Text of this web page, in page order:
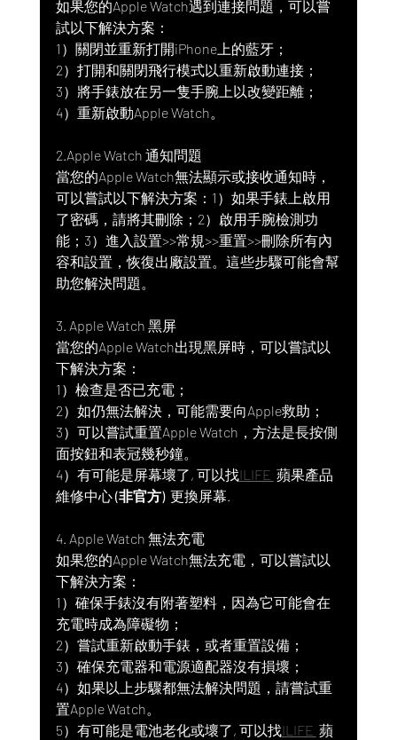
如果您的Apple Watch遇到連接問題，可以嘗
試以下解決方案：
1）關閉並重新打開iPhone上的藍牙；
2）打開和關閉飛行模式以重新啟動連接；
3）將手錶放在另一隻手腕上以改變距離；
4）重新啟動Apple Watch。
2.Apple Watch 通知問題
當您的Apple Watch無法顯示或接收通知時，
可以嘗試以下解決方案：1）如果手錶上啟用
了密碼，請將其刪除；2）啟用手腕檢測功
能；3）進入設置>>常規>>重置>>刪除所有內
容和設置，恢復出廠設置。這些步驟可能會幫
助您解決問題。
3. Apple Watch 黑屏
當您的Apple Watch出現黑屏時，可以嘗試以
下解決方案：
1）檢查是否已充電；
2）如仍無法解決，可能需要向Apple救助；
3）可以嘗試重置Apple Watch，方法是長按側
面按鈕和表冠幾秒鐘。
4）有可能是屏幕壞了, 可以找ILIFE 蘋果產品
維修中心 (非官方) 更換屏幕.
4. Apple Watch 無法充電
如果您的Apple Watch無法充電，可以嘗試以
下解決方案：
1）確保手錶沒有附著塑料，因為它可能會在
充電時成為障礙物；
2）嘗試重新啟動手錶，或者重置設備；
3）確保充電器和電源適配器沒有損壞；
4）如果以上步驟都無法解決問題，請嘗試重
置Apple Watch。
5）有可能是電池老化或壞了, 可以找ILIFE 蘋